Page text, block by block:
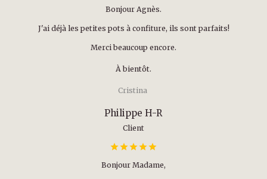
Bonjour Agnès.
J'ai déjà les petites pots à confiture, ils sont parfaits!
Merci beaucoup encore.
À bientôt.
Cristina
Philippe H-R
Client
Bonjour Madame,